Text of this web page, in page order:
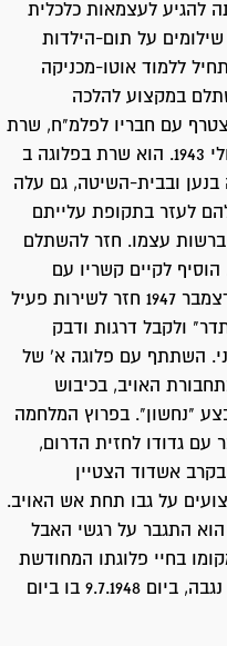
להגיע לעצמאות כלכלית
על תום-הילדות
ללמוד אוטו-מכניקה
במקצוע להלכה
עם חבריו לפלמ"ח, שרת
בהכשרת "בית השיטה - נען", גיוס יולי 1943. הוא שרת בפלוגה ב
ובבית-השיטה, גם עלה
לעזר בתקופת עלייתם
ברשות עצמו. חזר להשתלם
לקיים קשריו עם
ה"הגנה" בשרתו בחי"ש תל-אביב. בדצמבר 1947 חזר לשירות פעיל
ולקבל דרגות ודבק
השתתף עם פלוגה א' של
האויב, בכיבוש
"נחשון". בפרוץ המלחמה
עם גדודו לחזית הדרום,
אשדוד הצטיין
על גבו תחת אש האויב.
הוא התגבר על רגשי האבל
בחיי פלוגתו המחודשת
ובשירותו בה. נפל בקרב עבדיס, ליד נגבה, ביום 9.7.1948 בו ביום